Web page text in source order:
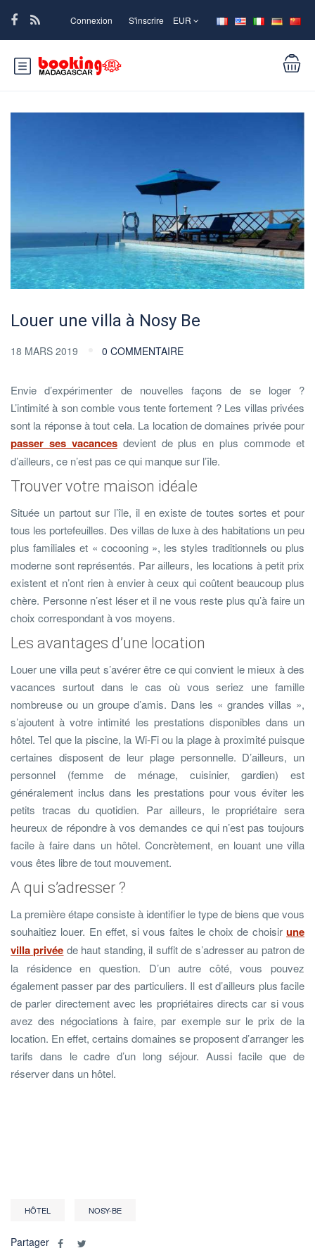
Connexion S'inscrire EUR
Louer une villa à Nosy Be
18 MARS 2019 0 COMMENTAIRE
Envie d’expérimenter de nouvelles façons de se loger ?
L’intimité à son comble vous tente fortement ? Les villas privées
sont la réponse à tout cela. La location de domaines privée pour
passer ses vacancesdevient de plus en plus commode et
d’ailleurs, ce n’est pas ce qui manque sur l’île.
Trouver votre maison idéale
Située un partout sur l’île, il en existe de toutes sortes et pour
tous les portefeuilles. Des villas de luxe à des habitations un peu
plus familiales et « cocooning », les styles traditionnels ou plus
moderne sont représentés. Par ailleurs, les locations à petit prix
existent et n’ont rien à envier à ceux qui coûtent beaucoup plus
chère. Personne n’est léser et il ne vous reste plus qu’à faire un
choix correspondant à vos moyens.
Les avantages d’une location
Louer une villa peut s’avérer être ce qui convient le mieux à des
vacances surtout dans le cas où vous seriez une famille
nombreuse ou un groupe d’amis. Dans les « grandes villas »,
s’ajoutent à votre intimité les prestations disponibles dans un
hôtel. Tel que la piscine, la Wi-Fi ou la plage à proximité puisque
certaines disposent de leur plage personnelle. D’ailleurs, un
personnel (femme de ménage, cuisinier, gardien) est
généralement inclus dans les prestations pour vous éviter les
petits tracas du quotidien. Par ailleurs, le propriétaire sera
heureux de répondre à vos demandes ce qui n’est pas toujours
facile à faire dans un hôtel. Concrètement, en louant une villa
vous êtes libre de tout mouvement.
A qui s’adresser ?
La première étape consiste à identifier le type de biens que vous
souhaitiez louer. En effet, si vous faites le choix de choisir une
villa privée de haut standing, il suffit de s’adresser au patron de
la résidence en question. D’un autre côté, vous pouvez
également passer par des particuliers. Il est d’ailleurs plus facile
de parler directement avec les propriétaires directs car si vous
avez des négociations à faire, par exemple sur le prix de la
location. En effet, certains domaines se proposent d’arranger les
tarifs dans le cadre d’un long séjour. Aussi facile que de
réserver dans un hôtel.
HÔTEL NOSY-BE
Partager